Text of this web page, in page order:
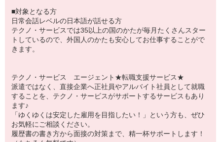
■対象となる方
日常会話レベルの日本語が話せる方
テクノ・サービスでは35以上の国のかたが毎月たくさんスター
トしているので、外国人のかたも安心してお仕事することがで
きます。
テクノ・サービス エージェント★転職支援サービス★
派遣ではなく、直接企業へ正社員やアルバイト社員として就職
することを、テクノ・サービスがサポートするサービスもあり
ます♪
「ゆくゆくは安定した雇用を目指したい！」という方も、ぜひ
お気軽にご相談ください。
履歴書の書き方から面接の対策まで、精一杯サポートします！